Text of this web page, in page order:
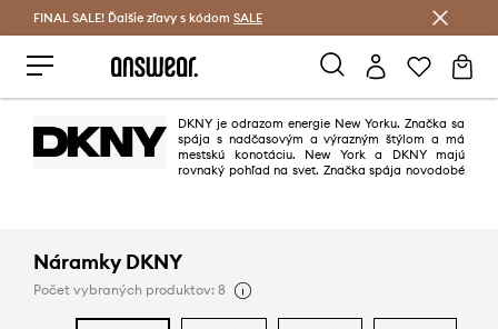
Šetrite s Answear Club >
FINAL SALE! Ďalšie zľavy s kódom SALE
DKNY je odrazom energie New Yorku. Značka sa
spája s nadčasovým a výrazným štýlom a má
mestskú konotáciu. New York a DKNY majú
rovnaký pohľad na svet. Značka spája novodobé
Náramky DKNY
Počet vybraných produktov: 8